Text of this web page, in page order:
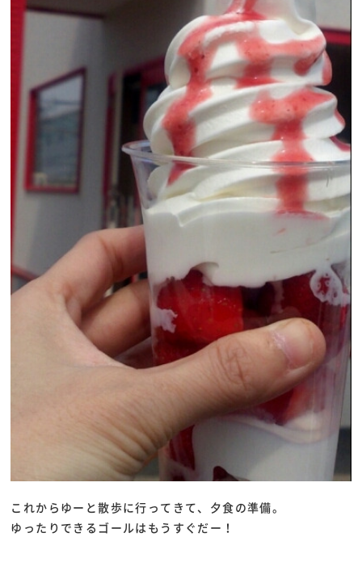
これからゆーと散歩に行ってきて、夕食の準備。
ゆったりできるゴールはもうすぐだー！